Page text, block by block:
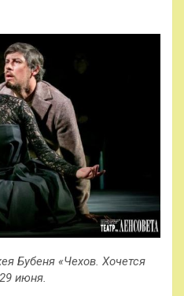
Бубеня «Чехов. Хочется
июня.